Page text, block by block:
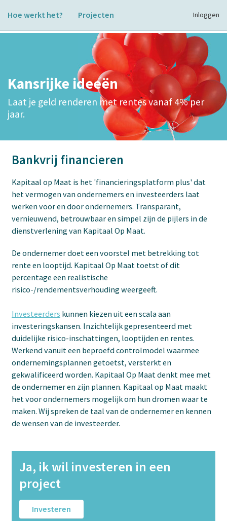
Hoe werkt het? Projecten Inloggen
Kansrijke ideeën
Laat je geld renderen met rentes vanaf 4% per
jaar.
Bankvrij financieren
Kapitaal op Maat is het 'financieringsplatform plus' dat
het vermogen van ondernemers en investeerders laat
werken voor en door ondernemers. Transparant,
vernieuwend, betrouwbaar en simpel zijn de pijlers in de
dienstverlening van Kapitaal Op Maat.
De ondernemer doet een voorstel met betrekking tot
rente en looptijd. Kapitaal Op Maat toetst of dit
percentage een realistische
risico-/rendementsverhouding weergeeft.
Investeerders kunnen kiezen uit een scala aan
investeringskansen. Inzichtelijk gepresenteerd met
duidelijke risico-inschattingen, looptijden en rentes.
Werkend vanuit een beproefd controlmodel waarmee
ondernemingsplannen getoetst, versterkt en
gekwalificeerd worden. Kapitaal Op Maat denkt mee met
de ondernemer en zijn plannen. Kapitaal op Maat maakt
het voor ondernemers mogelijk om hun dromen waar te
maken. Wij spreken de taal van de ondernemer en kennen
de wensen van de investeerder.
Ja, ik wil investeren in een
project
Investeren